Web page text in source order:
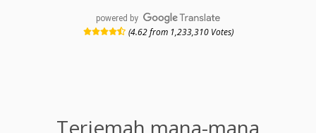
powered by
(4.62 from 1,233,310 Votes)
Terjemah mana-mana